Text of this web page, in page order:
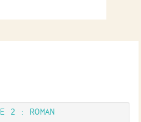
2 : ROMAN